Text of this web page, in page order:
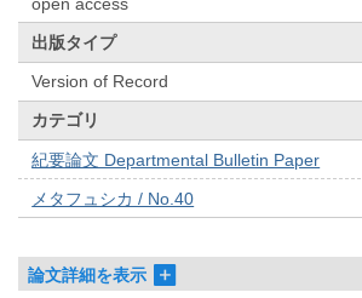
出版タイプ
Version of Record
カテゴリ
紀要論文 Departmental Bulletin Paper
メタフュシカ / No.40
論文詳細を表示